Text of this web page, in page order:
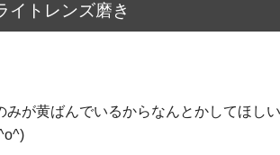
トレンズ磨き
が黄ばんでいるからなんとかしてほし